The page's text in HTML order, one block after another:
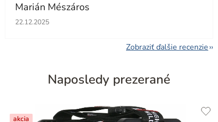
Marián Mészáros
Hodnotenie obchodu je 5 z 5 hviezdičiek.
22.12.2025
Zobraziť ďalšie recenzie
Naposledy prezerané
akcia